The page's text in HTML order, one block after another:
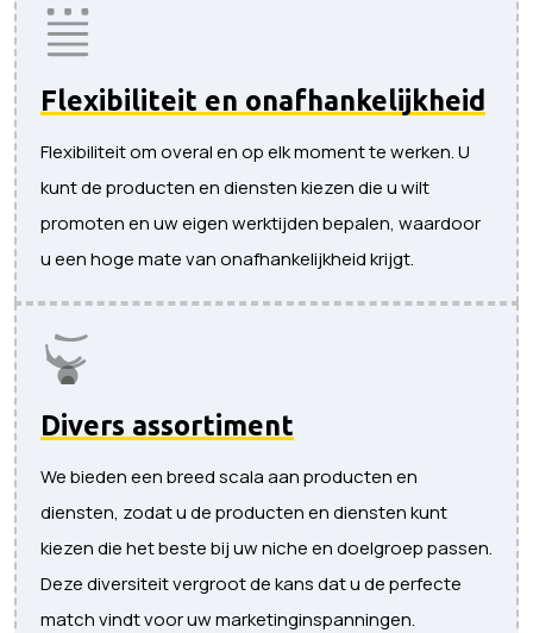
Flexibiliteit en onafhankelijkheid
Flexibiliteit om overal en op elk moment te werken. U
kunt de producten en diensten kiezen die u wilt
promoten en uw eigen werktijden bepalen, waardoor
u een hoge mate van onafhankelijkheid krijgt.
Divers assortiment
We bieden een breed scala aan producten en
diensten, zodat u de producten en diensten kunt
kiezen die het beste bij uw niche en doelgroep passen.
Deze diversiteit vergroot de kans dat u de perfecte
match vindt voor uw marketinginspanningen.